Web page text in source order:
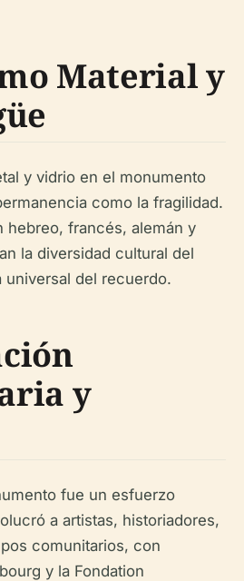
Material y
y vidrio en el monumento
como la fragilidad.
hebreo, francés, alemán y
la diversidad cultural del
universal del recuerdo.
y
fue un esfuerzo
a artistas, historiadores,
comunitarios, con
y la Fondation